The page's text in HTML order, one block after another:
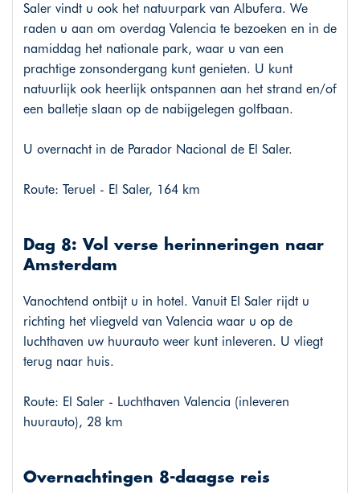
Saler vindt u ook het natuurpark van Albufera. We
raden u aan om overdag Valencia te bezoeken en in de
namiddag het nationale park, waar u van een
prachtige zonsondergang kunt genieten. U kunt
natuurlijk ook heerlijk ontspannen aan het strand en/of
een balletje slaan op de nabijgelegen golfbaan.
U overnacht in de Parador Nacional de El Saler.
Route: Teruel - El Saler, 164 km
Dag 8: Vol verse herinneringen naar
Amsterdam
Vanochtend ontbijt u in hotel. Vanuit El Saler rijdt u
richting het vliegveld van Valencia waar u op de
luchthaven uw huurauto weer kunt inleveren. U vliegt
terug naar huis.
Route: El Saler - Luchthaven Valencia (inleveren
huurauto), 28 km
Overnachtingen 8-daagse reis